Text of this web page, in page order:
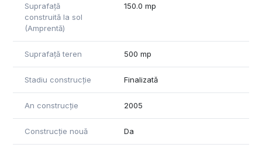
Suprafață
construită la sol
(Amprentă)
150.0 mp
Suprafață teren 500 mp
Stadiu construcție Finalizată
An construcție 2005
Construcție nouă Da